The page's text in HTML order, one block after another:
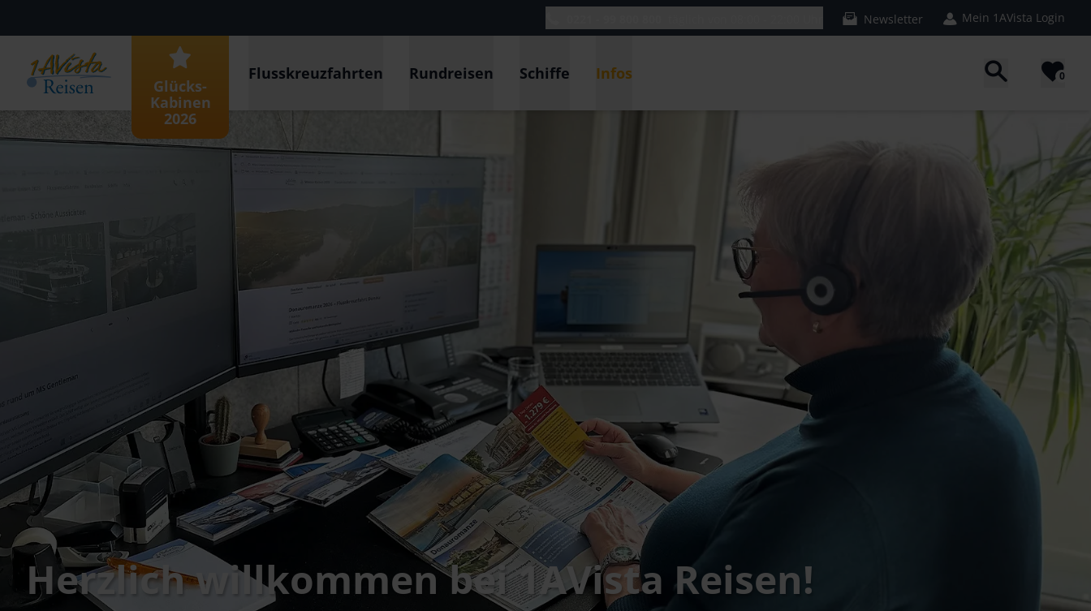
Newsletter Mein 1AVista Login
Glücks-
Kabinen
2026
Flusskreuzfahrten Rundreisen Schiffe Infos 0
Herzlich willkommen bei 1AVista Reisen!